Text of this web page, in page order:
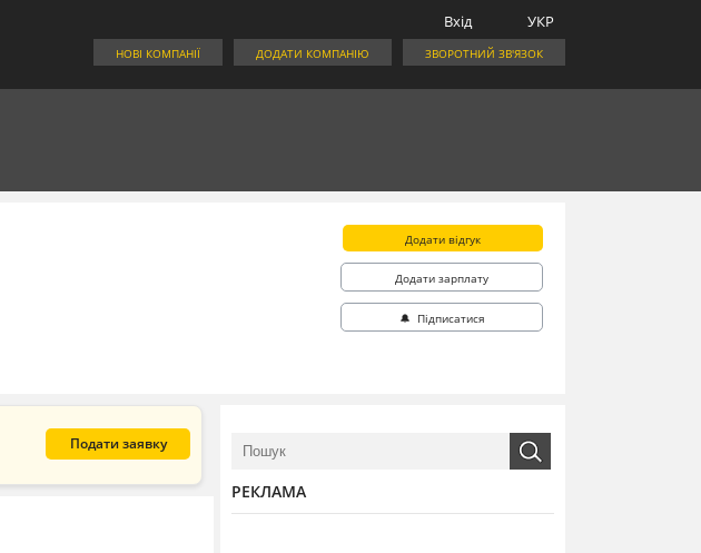
УКР
Вхід
ЗВОРОТНИЙ ЗВ'ЯЗОК
ДОДАТИ КОМПАНІЮ
НОВІ КОМПАНІЇ
Додати відгук
Додати зарплату
🔔 Підписатися
Подати заявку
РЕКЛАМА